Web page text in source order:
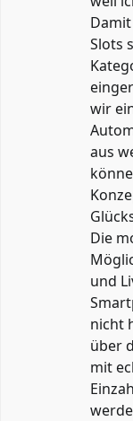
Slots
wir
aus
Die
und
nicht
über
mit